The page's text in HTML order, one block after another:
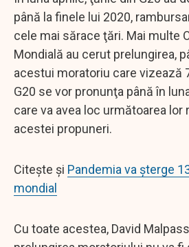
până la finele lui 2020,
cele mai sărace ţări. Mai multe
Mondială au cerut prelungirea,
acestui moratoriu care vizează
G20 se vor pronunţa până în
care va avea loc următoarea lor
acestei propuneri.
Citește și Pandemia va șterge
mondial
Cu toate acestea, David